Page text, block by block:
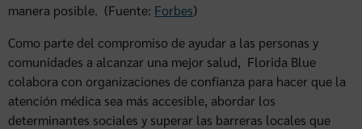
manera posible. (Fuente: Forbes)
Como parte del compromiso de ayudar a las personas y
comunidades a alcanzar una mejor salud, Florida Blue
colabora con organizaciones de confianza para hacer que la
atención médica sea más accesible, abordar los
determinantes sociales y superar las barreras locales que